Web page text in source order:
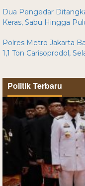
Dua Pengedar
Keras, Sabu Hingga
Polres Metro Jakarta
1,1 Ton Carisoprodol,
Politik Terbaru